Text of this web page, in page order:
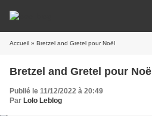
Accueil » Bretzel and Gretel pour Noël
Bretzel and Gretel pour Noël
Publié le 11/12/2022 à 20:49
Par Lolo Leblog